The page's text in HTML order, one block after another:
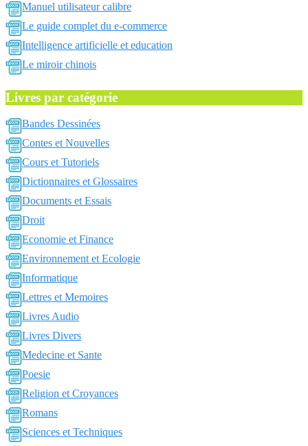
Manuel utilisateur calibre
Le guide complet du e-commerce
Intelligence artificielle et education
Le miroir chinois
Livres par catégorie
Bandes Dessinées
Contes et Nouvelles
Cours et Tutoriels
Dictionnaires et Glossaires
Documents et Essais
Droit
Economie et Finance
Environnement et Ecologie
Informatique
Lettres et Memoires
Livres Audio
Livres Divers
Medecine et Sante
Poesie
Religion et Croyances
Romans
Sciences et Techniques